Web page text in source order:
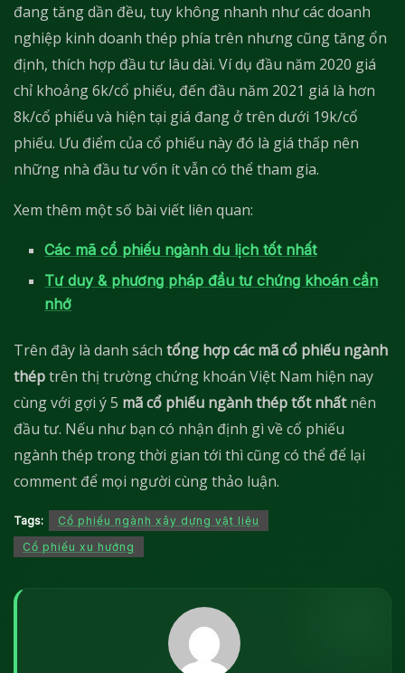
đang tăng dần đều, tuy không nhanh như các doanh
nghiệp kinh doanh thép phía trên nhưng cũng tăng ổn
định, thích hợp đầu tư lâu dài. Ví dụ đầu năm 2020 giá
chỉ khoảng 6k/cổ phiếu, đến đầu năm 2021 giá là hơn
8k/cổ phiếu và hiện tại giá đang ở trên dưới 19k/cổ
phiếu. Ưu điểm của cổ phiếu này đó là giá thấp nên
những nhà đầu tư vốn ít vẫn có thể tham gia.
Xem thêm một số bài viết liên quan:
Các mã cổ phiếu ngành du lịch tốt nhất
Tư duy & phương pháp đầu tư chứng khoán cần
nhớ
Trên đây là danh sách tổng hợp các mã cổ phiếu ngành
théptrên thị trường chứng khoán Việt Nam hiện nay
cùng với gợi ý 5 mã cổ phiếu ngành thép tốt nhấtnên
đầu tư. Nếu như bạn có nhận định gì về cổ phiếu
ngành thép trong thời gian tới thì cũng có thể để lại
comment để mọi người cùng thảo luận.
Tags:
Cổ phiếu ngành xây dựng vật liệu
Cổ phiếu xu hướng